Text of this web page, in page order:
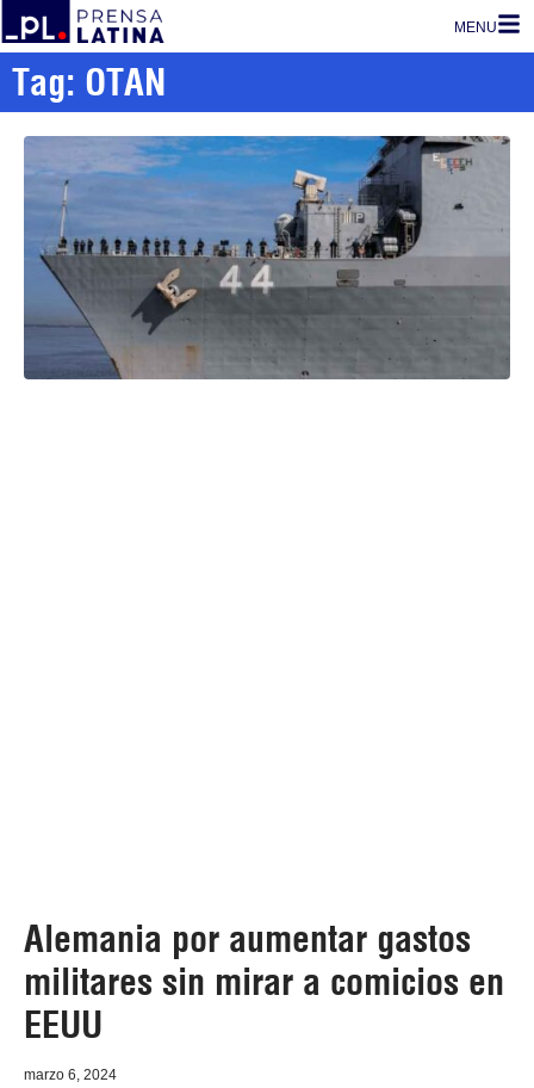
MENU
Tag: OTAN
Alemania por aumentar gastos
militares sin mirar a comicios en
EEUU
marzo 6, 2024